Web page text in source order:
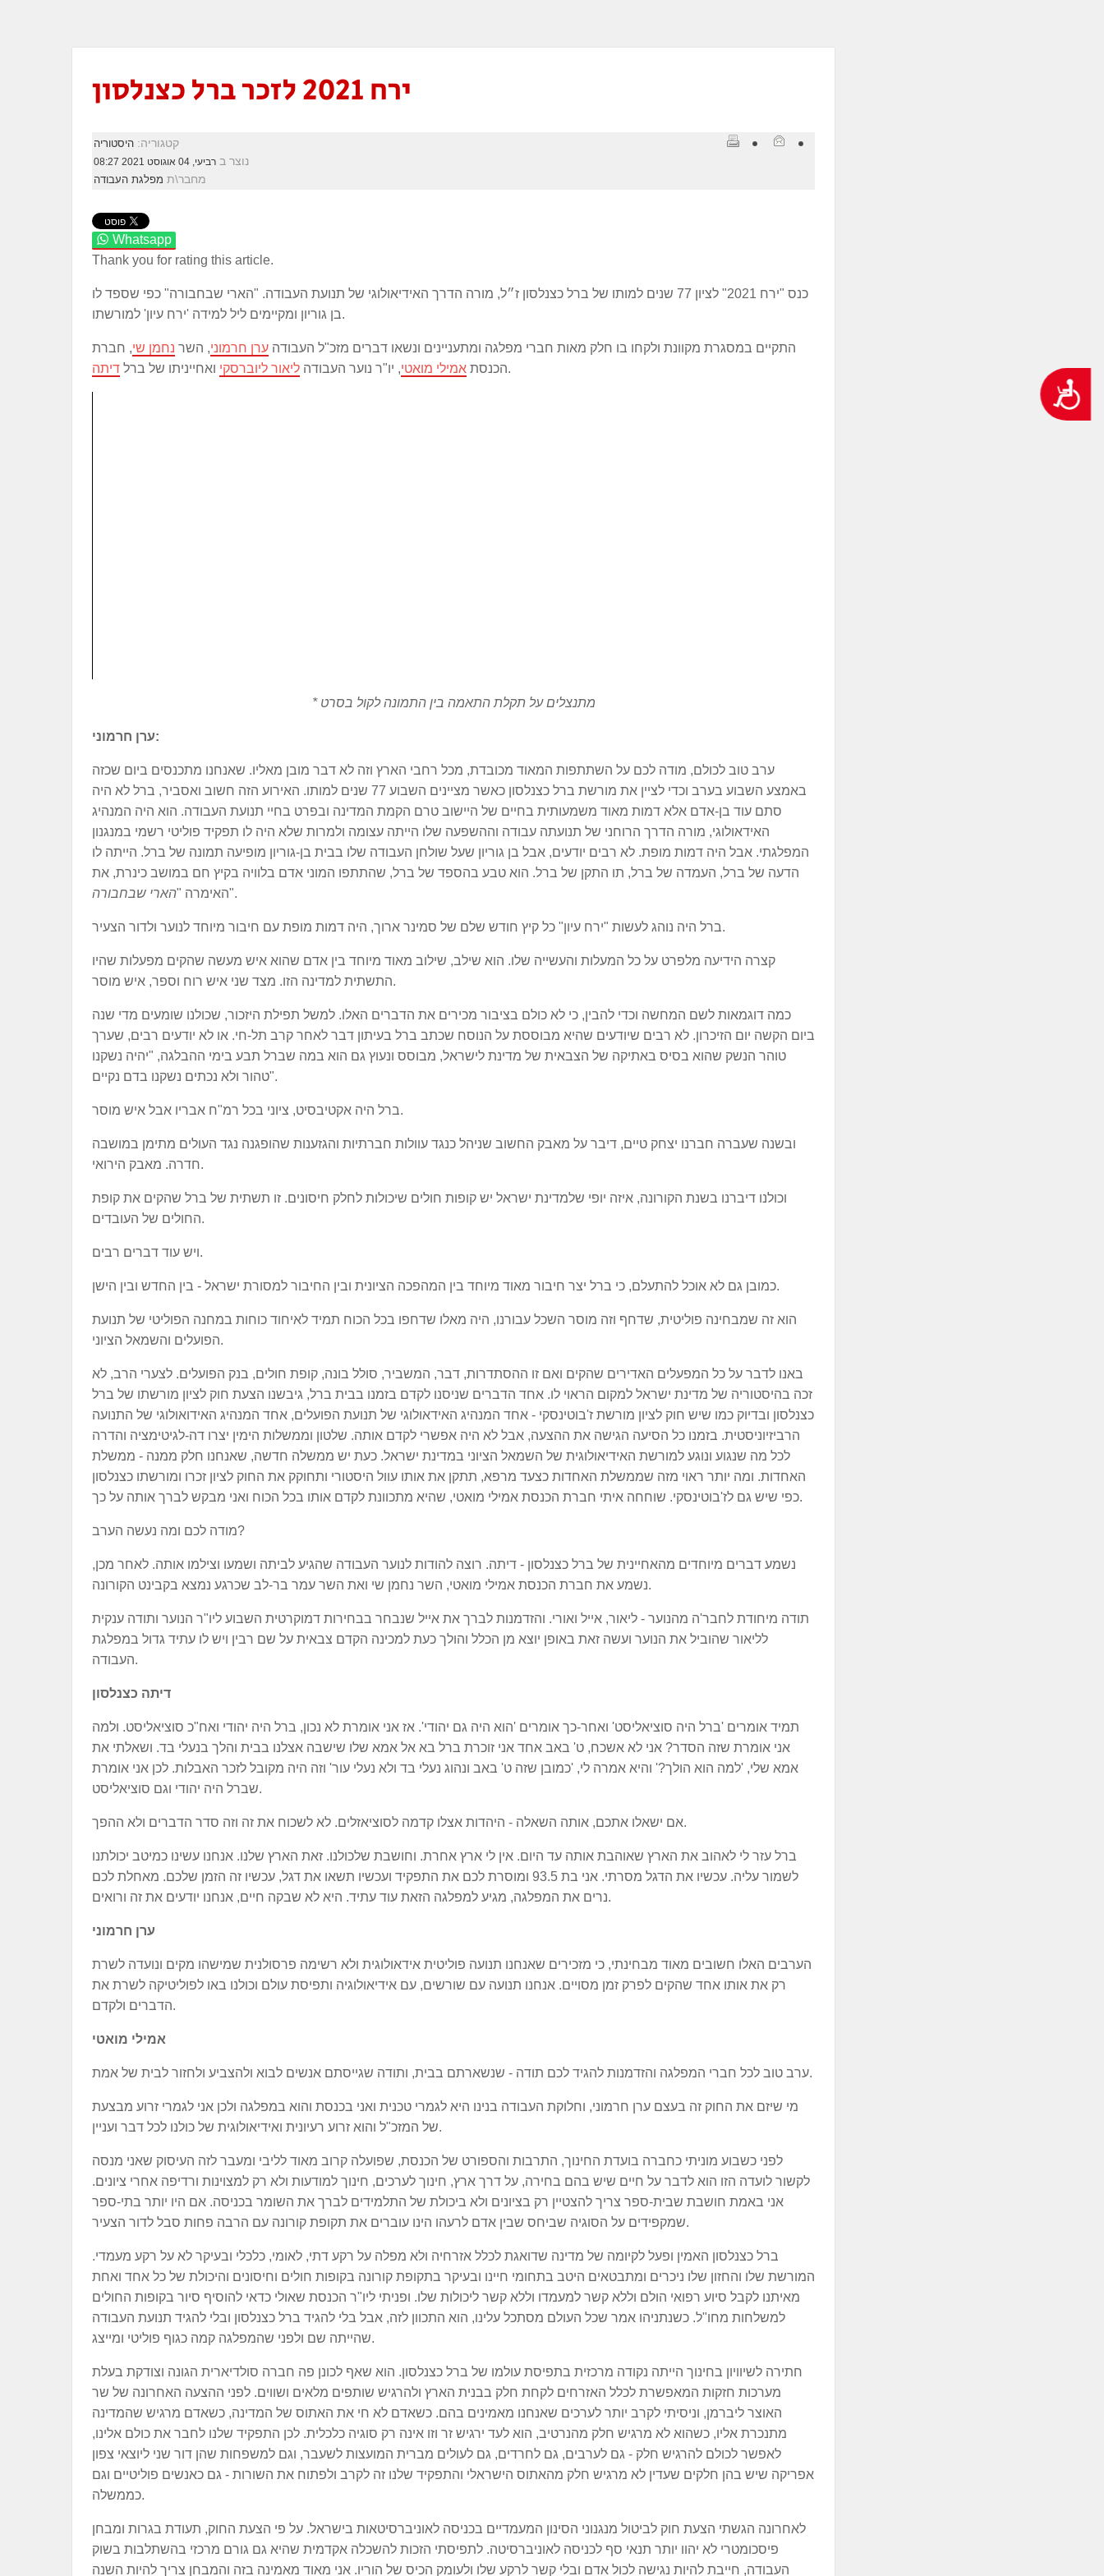
נגישות
ירח 2021 לזכר ברל כצנלסון
קטגוריה: היסטוריה
נוצר ב רביעי, 04 אוגוסט 2021 08:27
מחבר\ת מפלגת העבודה
Whatsapp
Thank you for rating this article.
כנס "ירח 2021" לציון 77 שנים למותו של ברל כצנלסון ז״ל, מורה הדרך האידיאולוגי של תנועת העבודה. "הארי שבחבורה" כפי שספד לו
בן גוריון ומקיימים ליל למידה 'ירח עיון' למורשתו.
התקיים במסגרת מקוונת ולקחו בו חלק מאות חברי מפלגה ומתעניינים ונשאו דברים מזכ"ל העבודה ערן חרמוני, השר נחמן שי, חברת
הכנסת אמילי מואטי, יו"ר נוער העבודה ליאור ליוברסקי ואחייניתו של ברל דיתה .
* מתנצלים על תקלת התאמה בין התמונה לקול בסרט
ערן חרמוני:
ערב טוב לכולם, מודה לכם על השתתפות המאוד מכובדת, מכל רחבי הארץ וזה לא דבר מובן מאליו. שאנחנו מתכנסים ביום שכזה
באמצע השבוע בערב וכדי לציין את מורשת ברל כצנלסון כאשר מציינים השבוע 77 שנים למותו. האירוע הזה חשוב ואסביר, ברל לא היה
סתם עוד בן-אדם אלא דמות מאוד משמעותית בחיים של היישוב טרם הקמת המדינה ובפרט בחיי תנועת העבודה. הוא היה המנהיג
האידאולוגי, מורה הדרך הרוחני של תנועתה עבודה וההשפעה שלו הייתה עצומה ולמרות שלא היה לו תפקיד פוליטי רשמי במנגנון
המפלגתי. אבל היה דמות מופת. לא רבים יודעים, אבל בן גוריון שעל שולחן העבודה שלו בבית בן-גוריון מופיעה תמונה של ברל. הייתה לו
הדעה של ברל, העמדה של ברל, תו התקן של ברל. הוא טבע בהספד של ברל, שהתתפו המוני אדם בלוויה בקיץ חם במושב כינרת, את
האימרה "הארי שבחבורה ".
ברל היה נוהג לעשות "ירח עיון" כל קיץ חודש שלם של סמינר ארוך, היה דמות מופת עם חיבור מיוחד לנוער ולדור הצעיר.
קצרה הידיעה מלפרט על כל המעלות והעשייה שלו. הוא שילב, שילוב מאוד מיוחד בין אדם שהוא איש מעשה שהקים מפעלות שהיו
התשתית למדינה הזו. מצד שני איש רוח וספר, איש מוסר.
כמה דוגמאות לשם המחשה וכדי להבין, כי לא כולם בציבור מכירים את הדברים האלו. למשל תפילת היזכור, שכולנו שומעים מדי שנה
ביום הקשה יום הזיכרון. לא רבים שיודעים שהיא מבוססת על הנוסח שכתב ברל בעיתון דבר לאחר קרב תל-חי. או לא יודעים רבים, שערך
טוהר הנשק שהוא בסיס באתיקה של הצבאית של מדינת לישראל, מבוסס ונעוץ גם הוא במה שברל תבע בימי ההבלגה, "יהיה נשקנו
טהור ולא נכתים נשקנו בדם נקיים".
ברל היה אקטיבסיט, ציוני בכל רמ"ח אבריו אבל איש מוסר.
ובשנה שעברה חברנו יצחק טיים, דיבר על מאבק החשוב שניהל כנגד עוולות חברתיות והגזענות שהופגנה נגד העולים מתימן במושבה
חדרה. מאבק הירואי.
וכולנו דיברנו בשנת הקורונה, איזה יופי שלמדינת ישראל יש קופות חולים שיכולות לחלק חיסונים. זו תשתית של ברל שהקים את קופת
החולים של העובדים.
ויש עוד דברים רבים.
כמובן גם לא אוכל להתעלם, כי ברל יצר חיבור מאוד מיוחד בין המהפכה הציונית ובין החיבור למסורת ישראל - בין החדש ובין הישן.
הוא זה שמבחינה פוליטית, שדחף וזה מוסר השכל עבורנו, היה מאלו שדחפו בכל הכוח תמיד לאיחוד כוחות במחנה הפוליטי של תנועת
הפועלים והשמאל הציוני.
באנו לדבר על כל המפעלים האדירים שהקים ואם זו ההסתדרות, דבר, המשביר, סולל בונה, קופת חולים, בנק הפועלים. לצערי הרב, לא
זכה בהיסטוריה של מדינת ישראל למקום הראוי לו. אחד הדברים שניסנו לקדם בזמנו בבית ברל, גיבשנו הצעת חוק לציון מורשתו של ברל
כצנלסון ובדיוק כמו שיש חוק לציון מורשת ז'בוטינסקי - אחד המנהיג האידאולוגי של תנועת הפועלים, אחד המנהיג האידואולוגי של התנועה
הרביזיוניסטית. בזמנו כל הסיעה הגישה את ההצעה, אבל לא היה אפשרי לקדם אותה. שלטון וממשלות הימין יצרו דה-לגיטימציה והדרה
לכל מה שנגוע ונוגע למורשת האידיאולוגית של השמאל הציוני במדינת ישראל. כעת יש ממשלה חדשה, שאנחנו חלק ממנה - ממשלת
האחדות. ומה יותר ראוי מזה שממשלת האחדות כצעד מרפא, תתקן את אותו עוול היסטורי ותחוקק את החוק לציון זכרו ומורשתו כצנלסון
כפי שיש גם לז'בוטינסקי. שוחחה איתי חברת הכנסת אמילי מואטי, שהיא מתכוונת לקדם אותו בכל הכוח ואני מבקש לברך אותה על כך.
מודה לכם ומה נעשה הערב?
נשמע דברים מיוחדים מהאחיינית של ברל כצנלסון - דיתה. רוצה להודות לנוער העבודה שהגיע לביתה ושמעו וצילמו אותה. לאחר מכן,
נשמע את חברת הכנסת אמילי מואטי, השר נחמן שי ואת השר עמר בר-לב שכרגע נמצא בקבינט הקורונה.
תודה מיחודת לחבר'ה מהנוער - ליאור, אייל ואורי. והזדמנות לברך את אייל שנבחר בבחירות דמוקרטית השבוע ליו"ר הנוער ותודה ענקית
לליאור שהוביל את הנוער ועשה זאת באופן יוצא מן הכלל והולך כעת למכינה הקדם צבאית על שם רבין ויש לו עתיד גדול במפלגת
העבודה.
דיתה כצנלסון
תמיד אומרים 'ברל היה סוציאליסט' ואחר-כך אומרים 'הוא היה גם יהודי'. אז אני אומרת לא נכון, ברל היה יהודי ואח"כ סוציאליסט. ולמה
אני אומרת שזה הסדר? אני לא אשכח, ט' באב אחד אני זוכרת ברל בא אל אמא שלו שישבה אצלנו בבית והלך בנעלי בד. ושאלתי את
אמא שלי, 'למה הוא הולך?' והיא אמרה לי, 'כמובן שזה ט' באב ונהוג נעלי בד ולא נעלי עור' וזה היה מקובל לזכר האבלות. לכן אני אומרת
שברל היה יהודי וגם סוציאליסט.
אם ישאלו אתכם, אותה השאלה - היהדות אצלו קדמה לסוציאזלים. לא לשכוח את זה וזה סדר הדברים ולא ההפך.
ברל עזר לי לאהוב את הארץ שאוהבת אותה עד היום. אין לי ארץ אחרת. וחושבת שלכולנו. זאת הארץ שלנו. אנחנו עשינו כמיטב יכולתנו
לשמור עליה. עכשיו את הדגל מסרתי. אני בת 93.5 ומוסרת לכם את התפקיד ועכשיו תשאו את דגל, עכשיו זה הזמן שלכם. מאחלת לכם
נרים את המפלגה, מגיע למפלגה הזאת עוד עתיד. היא לא שבקה חיים, אנחנו יודעים את זה ורואים.
ערן חרמוני
הערבים האלו חשובים מאוד מבחינתי, כי מזכירים שאנחנו תנועה פוליטית אידאולוגית ולא רשימה פרסולנית שמישהו מקים ונועדה לשרת
רק את אותו אחד שהקים לפרק זמן מסויים. אנחנו תנועה עם שורשים, עם אידיאולוגיה ותפיסת עולם וכולנו באו לפוליטיקה לשרת את
הדברים ולקדם.
אמילי מואטי
ערב טוב לכל חברי המפלגה והזדמנות להגיד לכם תודה - שנשארתם בבית, ותודה שגייסתם אנשים לבוא ולהצביע ולחזור לבית של אמת.
מי שיזם את החוק זה בעצם ערן חרמוני, וחלוקת העבודה בנינו היא לגמרי טכנית ואני בכנסת והוא במפלגה ולכן אני לגמרי זרוע מבצעת
של המזכ"ל והוא זרוע רעיונית ואידיאולוגית של כולנו לכל דבר ועניין.
לפני כשבוע מוניתי כחברה בועדת החינוך, התרבות והספורט של הכנסת, שפועלה קרוב מאוד לליבי ומעבר לזה העיסוק שאני מנסה
לקשור לועדה הזו הוא לדבר על חיים שיש בהם בחירה, על דרך ארץ, חינוך לערכים, חינוך למודעות ולא רק למצוינות ורדיפה אחרי ציונים.
אני באמת חושבת שבית-ספר צריך להצטיין רק בציונים ולא ביכולת של התלמידים לברך את השומר בכניסה. אם היו יותר בתי-ספר
שמקפידים על הסוגיה שביחס שבין אדם לרעהו הינו עוברים את תקופת קורונה עם הרבה פחות סבל לדור הצעיר.
ברל כצנלסון האמין ופעל לקיומה של מדינה שדואגת לכלל אזרחיה ולא מפלה על רקע דתי, לאומי, כלכלי ובעיקר לא על רקע מעמדי.
המורשת שלו והחזון שלו ניכרים ומתבטאים היטב בתחומי חיינו ובעיקר בתקופת קורונה בקופות חולים וחיסונים והיכולת של כל אחד ואחת
מאיתנו לקבל סיוע רפואי הולם וללא קשר למעמדו וללא קשר ליכולות שלו. ופניתי ליו"ר הכנסת שאולי כדאי להוסיף סיור בקופות החולים
למשלחות מחו"ל. כשנתניהו אמר שכל העולם מסתכל עלינו, הוא התכוון לזה, אבל בלי להגיד ברל כצנלסון ובלי להגיד תנועת העבודה
שהייתה שם ולפני שהמפלגה קמה כגוף פוליטי ומייצג.
חתירה לשיוויון בחינוך הייתה נקודה מרכזית בתפיסת עולמו של ברל כצנלסון. הוא שאף לכונן פה חברה סולדיארית הגונה וצודקת בעלת
מערכות חזקות המאפשרת לכלל האזרחים לקחת חלק בבנית הארץ ולהרגיש שותפים מלאים ושווים. לפני ההצעה האחרונה של שר
האוצר ליברמן, וניסיתי לקרב יותר לערכים שאנחנו מאמינים בהם. כשאדם לא חי את האתוס של המדינה, כשאדם מרגיש שהמדינה
מתנכרת אליו, כשהוא לא מרגיש חלק מהנרטיב, הוא לעד ירגיש זר וזו אינה רק סוגיה כלכלית. לכן התפקיד שלנו לחבר את כולם אלינו,
לאפשר לכולם להרגיש חלק - גם לערבים, גם לחרדים, גם לעולים מברית המועצות לשעבר, וגם למשפחות שהן דור שני ליוצאי צפון
אפריקה שיש בהן חלקים שעדין לא מרגיש חלק מהאתוס הישראלי והתפקיד שלנו זה לקרב ולפתוח את השורות - גם כאנשים פוליטיים וגם
כממשלה.
לאחרונה הגשתי הצעת חוק לביטול מנגנוני הסינון המעמדיים בכניסה לאוניברסיטאות בישראל. על פי הצעת החוק, תעודת בגרות ומבחן
פיסכומטרי לא יהוו יותר תנאי סף לכניסה לאוניברסיטה. לתפיסתי הזכות להשכלה אקדמית שהיא גם גורם מרכזי בהשתלבות בשוק
העבודה, חייבת להיות נגישה לכול אדם ובלי קשר לרקע שלו ולעומק הכיס של הוריו. אני מאוד מאמינה בזה והמבחן צריך להיות השנה